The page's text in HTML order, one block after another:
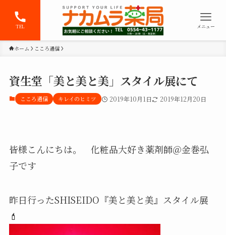
TEL メニュー
ホーム こころ通信
資生堂「美と美と美」スタイル展にて
こころ通信 キレイのヒミツ 2019年10月1日 2019年12月20日
皆様こんにちは。 化粧品大好き薬剤師＠金巻弘
子です
昨日行ったSHISEIDO『美と美と美』スタイル展
💄